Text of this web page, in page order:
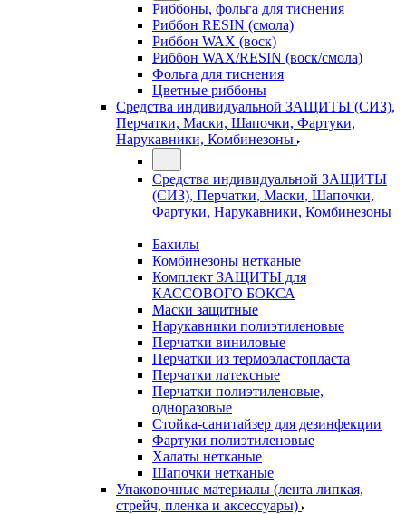
Риббоны, фольга для тиснения
Риббон RESIN (смола)
Риббон WAX (воск)
Риббон WAX/RESIN (воск/смола)
Фольга для тиснения
Цветные риббоны
Средства индивидуальной ЗАЩИТЫ (СИЗ),
Перчатки, Маски, Шапочки, Фартуки,
Нарукавники, Комбинезоны
Средства индивидуальной ЗАЩИТЫ
(СИЗ), Перчатки, Маски, Шапочки,
Фартуки, Нарукавники, Комбинезоны
Бахилы
Комбинезоны нетканые
Комплект ЗАЩИТЫ для
КАССОВОГО БОКСА
Маски защитные
Нарукавники полиэтиленовые
Перчатки виниловые
Перчатки из термоэластопласта
Перчатки латексные
Перчатки полиэтиленовые,
одноразовые
Стойка-санитайзер для дезинфекции
Фартуки полиэтиленовые
Халаты нетканые
Шапочки нетканые
Упаковочные материалы (лента липкая,
стрейч, пленка и аксессуары)